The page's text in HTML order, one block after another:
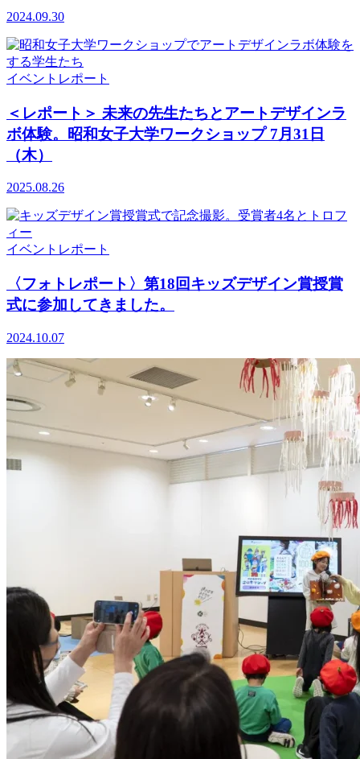
2024.09.30
イベント レポート
＜レポート＞ 未来の先生たちとアートデザインラ
ボ体験。昭和女子大学ワークショップ 7月31日
（木）
2025.08.26
イベント レポート
〈フォトレポート〉第18回キッズデザイン賞授賞
式に参加してきました。
2024.10.07